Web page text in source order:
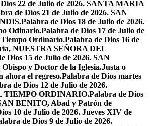
22 de Julio de 2026. SANTA MARÍA
de Dios 21 de Julio de 2026. SAN
Palabra de Dios 18 de Julio de 2026.
Odinario.Palabra de Dios 17 de Julio de
Ordinario.Palabra de Dios 16 de
NUESTRA SEÑORA DEL
Dios 15 de Julio de 2026. SAN
y Doctor de la Iglesia.Justa o
ahora el regreso.Palabra de Dios martes
de Dios 12 de Julio de 2026.
TIEMPO ORDINARIO.Palabra de Dios
BENITO, Abad y Patrón de
10 de Julio de 2026. Jueves XIV de
de Dios 9 de Julio de 2026.